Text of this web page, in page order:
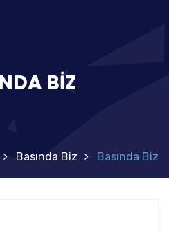
BIZ
Basında Biz Basında Biz